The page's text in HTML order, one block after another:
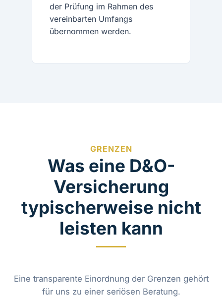
der Prüfung im Rahmen des
vereinbarten Umfangs
übernommen werden.
GRENZEN
Was eine D&O-
Versicherung
typischerweise nicht
leisten kann
Eine transparente Einordnung der Grenzen gehört
für uns zu einer seriösen Beratung.